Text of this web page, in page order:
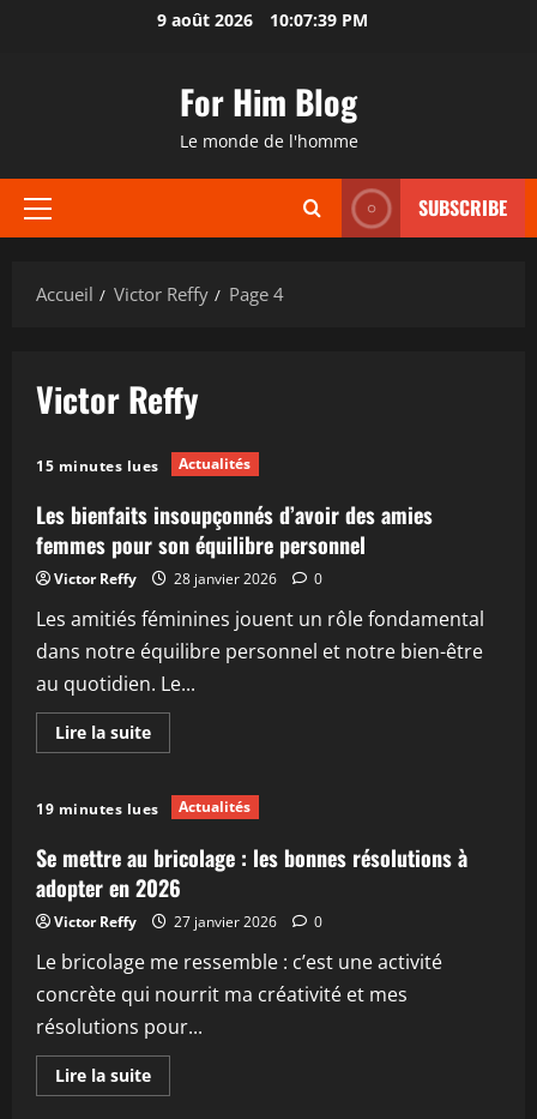
9 août 2026 10:07:39 PM
For Him Blog
Le monde de l'homme
Menu
SUBSCRIBE
Accueil Victor Reffy Page 4
Victor Reffy
15 minutes lues Actualités
Les bienfaits insoupçonnés d’avoir des amies
femmes pour son équilibre personnel
Victor Reffy 28 janvier 2026 0
Les amitiés féminines jouent un rôle fondamental
dans notre équilibre personnel et notre bien-être
au quotidien. Le...
Lire la suiteEn
savoir
Les
bienfaits
d’avoir
des
amies
femmes
pour
son
personnel
19 minutes lues Actualités
Se mettre au bricolage : les bonnes résolutions à
adopter en 2026
Victor Reffy 27 janvier 2026 0
Le bricolage me ressemble : c’est une activité
concrète qui nourrit ma créativité et mes
résolutions pour...
Lire la suiteEn
savoir